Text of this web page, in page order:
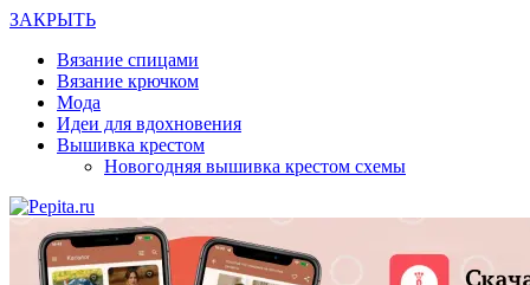
ЗАКРЫТЬ
Вязание спицами
Вязание крючком
Мода
Идеи для вдохновения
Вышивка крестом
Новогодняя вышивка крестом схемы